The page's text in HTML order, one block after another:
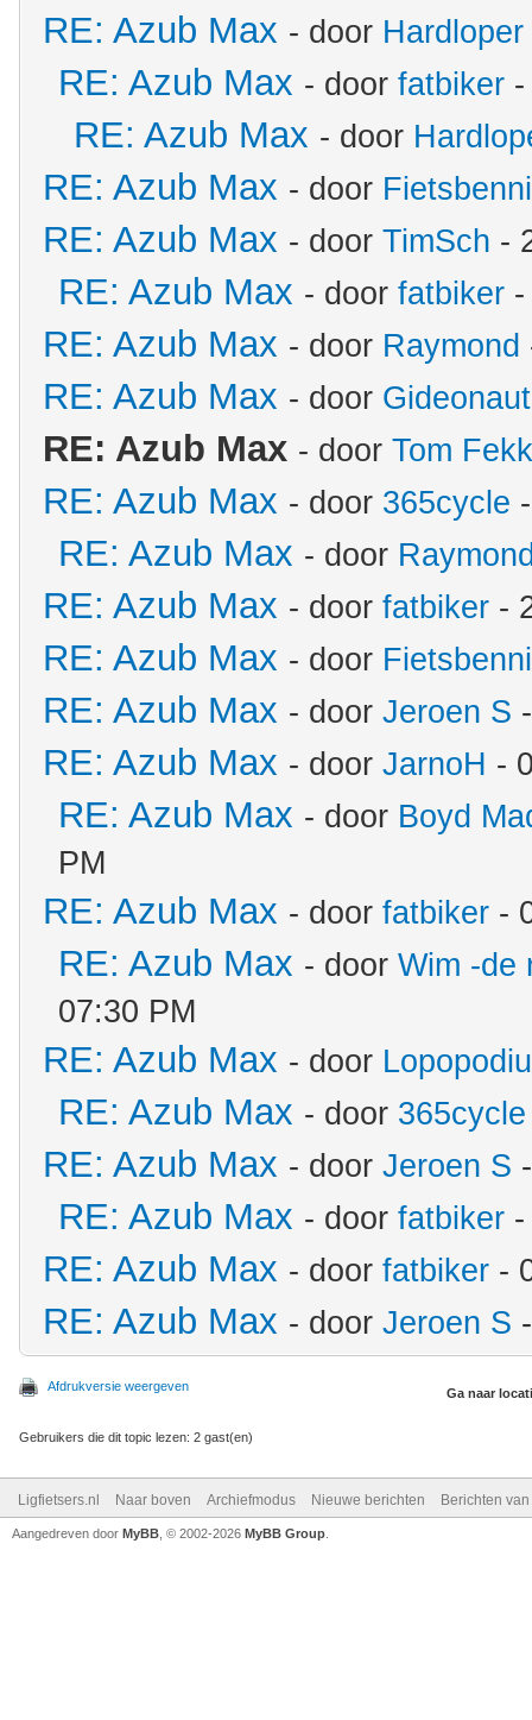
RE: Azub Max - door Hardloper
RE: Azub Max - door fatbiker
RE: Azub Max - door
RE: Azub Max - door
RE: Azub Max - door TimSch -
RE: Azub Max - door fatbiker
RE: Azub Max - door Raymond
RE: Azub Max - door Gideonaut
RE: Azub Max - door Tom
RE: Azub Max - door 365cycle
RE: Azub Max - door
RE: Azub Max - door fatbiker -
RE: Azub Max - door
RE: Azub Max - door Jeroen S
RE: Azub Max - door JarnoH -
RE: Azub Max - door Boyd
PM
RE: Azub Max - door fatbiker -
RE: Azub Max - door Wim -de
07:30 PM
RE: Azub Max - door
RE: Azub Max - door 365cycle
RE: Azub Max - door Jeroen S
RE: Azub Max - door fatbiker
RE: Azub Max - door fatbiker -
RE: Azub Max - door Jeroen S
Afdrukversie weergeven Ga naar
Gebruikers die dit topic lezen: 2 gast(en)
Ligfietsers.nl Naar boven Archiefmodus Nieuwe berichten Berichten
Aangedreven door MyBB , © 2002-2026 MyBB Group